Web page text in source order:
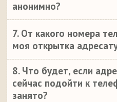
анонимно?
7. От какого номера
моя открытка
8. Что будет, если
сейчас подойти к
занято?